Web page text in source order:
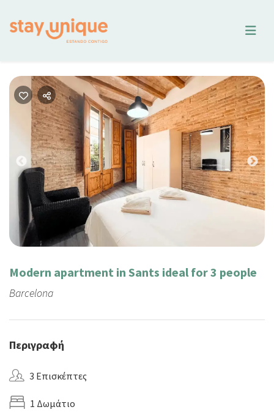
Previous
Modern apartment in Sants ideal for 3 people
Barcelona
Περιγραφή
3 Επισκέπτες
1 Δωμάτιο